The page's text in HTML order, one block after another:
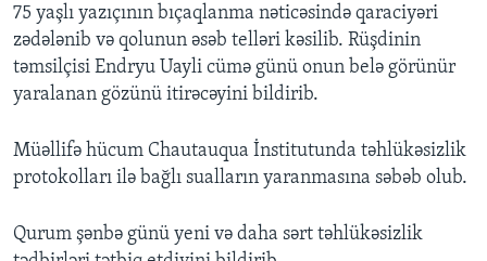
75 yaşlı yazıçının bıçaqlanma nəticəsində qaraciyəri
zədələnib və qolunun əsəb telləri kəsilib. Rüşdinin
təmsilçisi Endryu Uayli cümə günü onun belə görünür
yaralanan gözünü itirəcəyini bildirib.
Müəllifə hücum Chautauqua İnstitutunda təhlükəsizlik
protokolları ilə bağlı sualların yaranmasına səbəb olub.
Qurum şənbə günü yeni və daha sərt təhlükəsizlik